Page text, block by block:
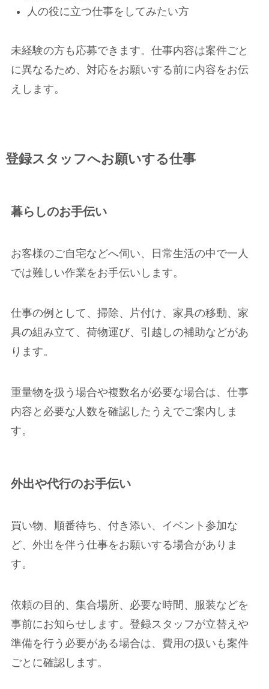
人の役に立つ仕事をしてみたい方
未経験の方も応募できます。仕事内容は案件ごと
に異なるため、対応をお願いする前に内容をお伝
えします。
登録スタッフへお願いする仕事
暮らしのお手伝い
お客様のご自宅などへ伺い、日常生活の中で一人
では難しい作業をお手伝いします。
仕事の例として、掃除、片付け、家具の移動、家
具の組み立て、荷物運び、引越しの補助などがあ
ります。
重量物を扱う場合や複数名が必要な場合は、仕事
内容と必要な人数を確認したうえでご案内しま
す。
外出や代行のお手伝い
買い物、順番待ち、付き添い、イベント参加な
ど、外出を伴う仕事をお願いする場合がありま
す。
依頼の目的、集合場所、必要な時間、服装などを
事前にお知らせします。登録スタッフが立替えや
準備を行う必要がある場合は、費用の扱いも案件
ごとに確認します。